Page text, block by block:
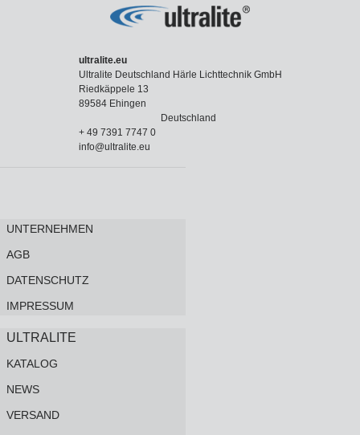
ultralite.eu
Ultralite Deutschland Härle Lichttechnik GmbH
Riedkäppele 13
89584 Ehingen
Deutschland
+ 49 7391 7747 0
info@ultralite.eu
UNTERNEHMEN
AGB
DATENSCHUTZ
IMPRESSUM
ULTRALITE
KATALOG
NEWS
VERSAND